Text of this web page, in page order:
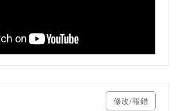
修改/報錯